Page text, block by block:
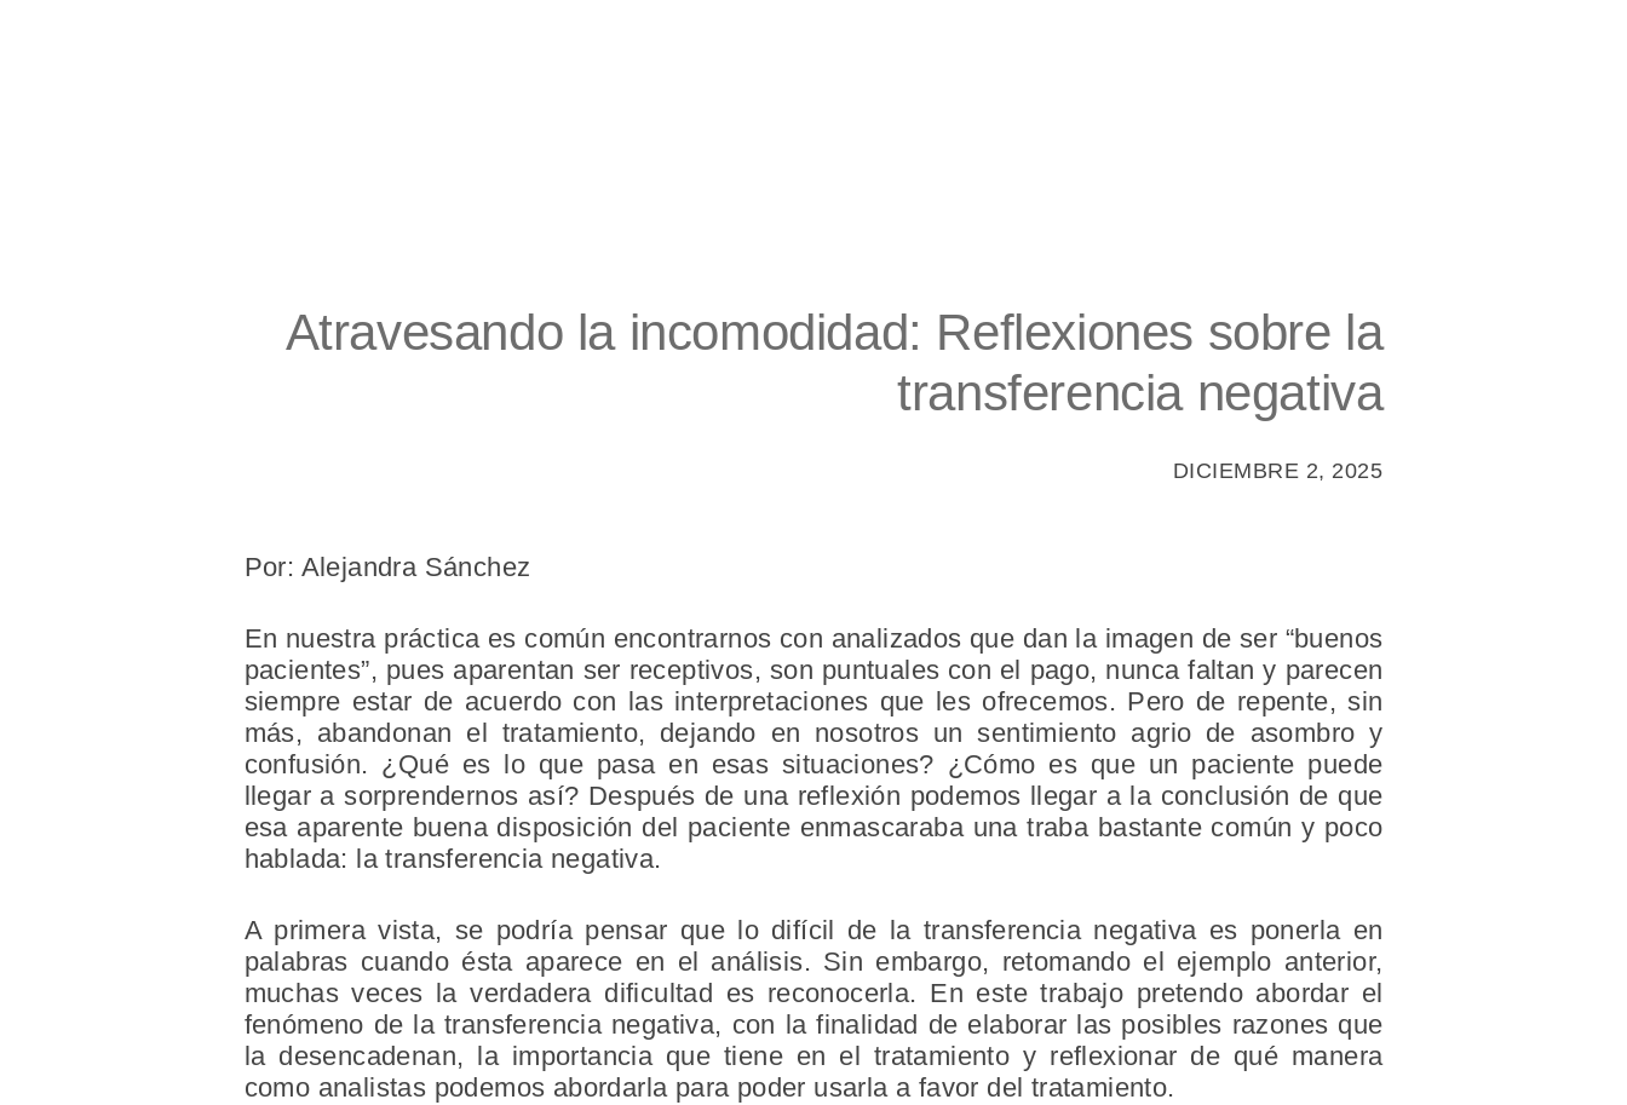
Atravesando la incomodidad: Reflexiones sobre la
transferencia negativa
DICIEMBRE 2, 2025
Por: Alejandra Sánchez
En nuestra práctica es común encontrarnos con analizados que dan la imagen de ser “buenos
pacientes”, pues aparentan ser receptivos, son puntuales con el pago, nunca faltan y parecen
siempre estar de acuerdo con las interpretaciones que les ofrecemos. Pero de repente, sin
más, abandonan el tratamiento, dejando en nosotros un sentimiento agrio de asombro y
confusión. ¿Qué es lo que pasa en esas situaciones? ¿Cómo es que un paciente puede
llegar a sorprendernos así? Después de una reflexión podemos llegar a la conclusión de que
esa aparente buena disposición del paciente enmascaraba una traba bastante común y poco
hablada: la transferencia negativa.
A primera vista, se podría pensar que lo difícil de la transferencia negativa es ponerla en
palabras cuando ésta aparece en el análisis. Sin embargo, retomando el ejemplo anterior,
muchas veces la verdadera dificultad es reconocerla. En este trabajo pretendo abordar el
fenómeno de la transferencia negativa, con la finalidad de elaborar las posibles razones que
la desencadenan, la importancia que tiene en el tratamiento y reflexionar de qué manera
como analistas podemos abordarla para poder usarla a favor del tratamiento.